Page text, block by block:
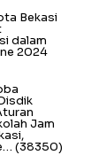
Bekasi
dalam
2024
Jam
(38350)